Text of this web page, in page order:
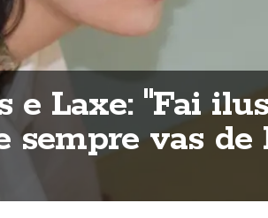
Laxe: "Fai
vas de